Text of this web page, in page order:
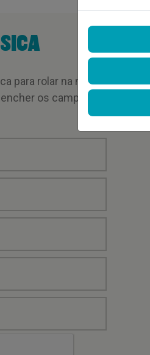
para rolar na minha
os campos